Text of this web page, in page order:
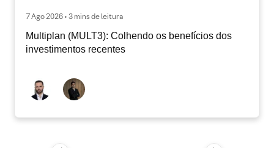
7 Ago 2026 • 3 mins de leitura
Multiplan (MULT3): Colhendo os benefícios dos
investimentos recentes